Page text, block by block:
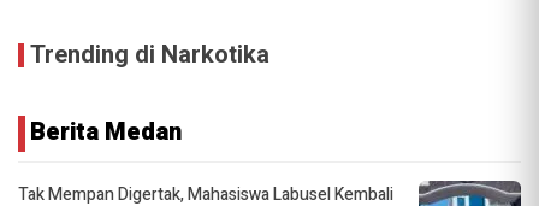
Trending di Narkotika
Berita Medan
Tak Mempan Digertak, Mahasiswa Labusel Kembali